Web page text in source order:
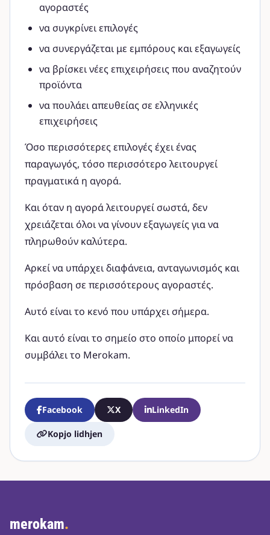
αγοραστές
να συγκρίνει επιλογές
να συνεργάζεται με εμπόρους και εξαγωγείς
να βρίσκει νέες επιχειρήσεις που αναζητούν
προϊόντα
να πουλάει απευθείας σε ελληνικές
επιχειρήσεις
Όσο περισσότερες επιλογές έχει ένας
παραγωγός, τόσο περισσότερο λειτουργεί
πραγματικά η αγορά.
Και όταν η αγορά λειτουργεί σωστά, δεν
χρειάζεται όλοι να γίνουν εξαγωγείς για να
πληρωθούν καλύτερα.
Αρκεί να υπάρχει διαφάνεια, ανταγωνισμός και
πρόσβαση σε περισσότερους αγοραστές.
Αυτό είναι το κενό που υπάρχει σήμερα.
Και αυτό είναι το σημείο στο οποίο μπορεί να
συμβάλει το Merokam.
Facebook X LinkedIn
Kopjo lidhjen
merokam.